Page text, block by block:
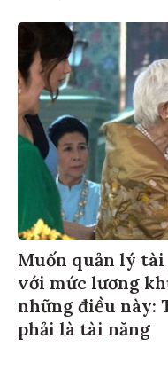
Muốn quản lý
với mức lương
những điều này:
phải là tài năng